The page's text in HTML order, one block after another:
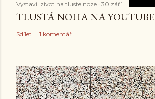
Vystavil zivot.na.tluste.noze 30 září
TLUSTÁ NOHA NA YOUTUBE
Sdílet 1 komentář